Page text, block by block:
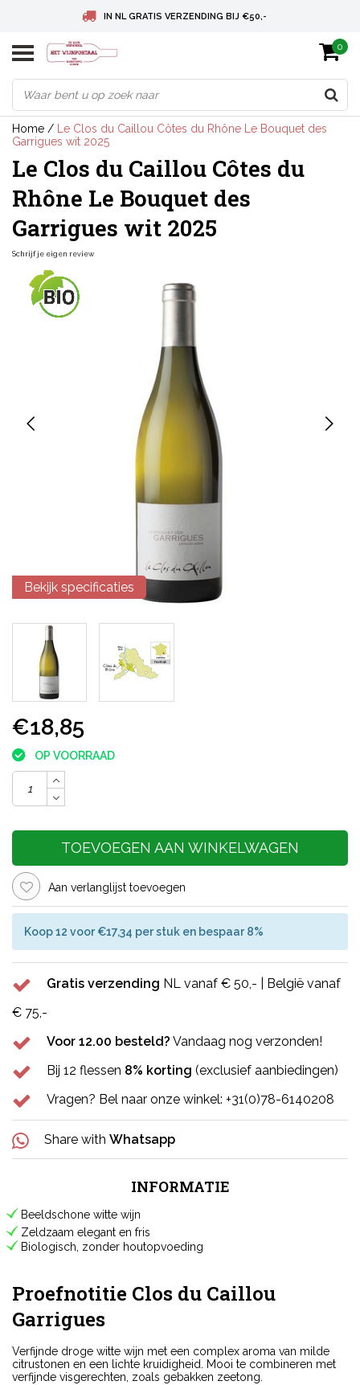
IN NL GRATIS VERZENDING BIJ €50,-
BELGIE GRATIS VERZENDING BIJ € 75
DEUTSCHLAND VERSANDKOSTENFREI AB € 75
0
Home / Le Clos du Caillou Côtes du Rhône Le Bouquet des
Garrigues wit 2025
Le Clos du Caillou Côtes du
Rhône Le Bouquet des
Garrigues wit 2025
Schrijf je eigen review
Bekijk specificaties
€18,85
OP VOORRAAD
TOEVOEGEN AAN WINKELWAGEN
Aan verlanglijst toevoegen
Koop 12 voor €17,34 per stuk en bespaar 8%
Gratis verzending NL vanaf € 50,- | België vanaf
€ 75,-
Voor 12.00 besteld? Vandaag nog verzonden!
Bij 12 flessen 8% korting (exclusief aanbiedingen)
Vragen? Bel naar onze winkel: +31(0)78-6140208
Share with Whatsapp
INFORMATIE
Beeldschone witte wijn
Zeldzaam elegant en fris
Biologisch, zonder houtopvoeding
Proefnotitie Clos du Caillou
Garrigues
Verfijnde droge witte wijn met een complex aroma van milde
citrustonen en een lichte kruidigheid. Mooi te combineren met
verfijnde visgerechten, zoals gebakken zeetong.